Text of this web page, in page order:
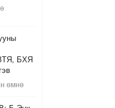
БХЯ
өмнө